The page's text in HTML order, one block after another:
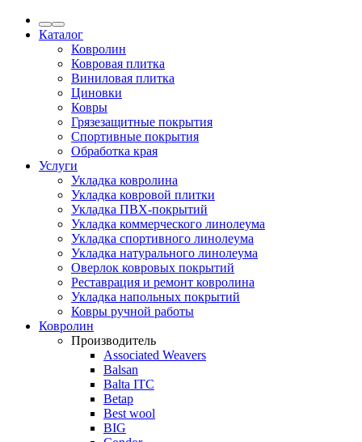
Каталог
Ковролин
Ковровая плитка
Виниловая плитка
Циновки
Ковры
Грязезащитные покрытия
Спортивные покрытия
Обработка края
Услуги
Укладка ковролина
Укладка ковровой плитки
Укладка ПВХ-покрытий
Укладка коммерческого линолеума
Укладка спортивного линолеума
Укладка натурального линолеума
Оверлок ковровых покрытий
Реставрация и ремонт ковролина
Укладка напольных покрытий
Ковры ручной работы
Ковролин
Производитель
Associated Weavers
Balsan
Balta ITC
Betap
Best wool
BIG